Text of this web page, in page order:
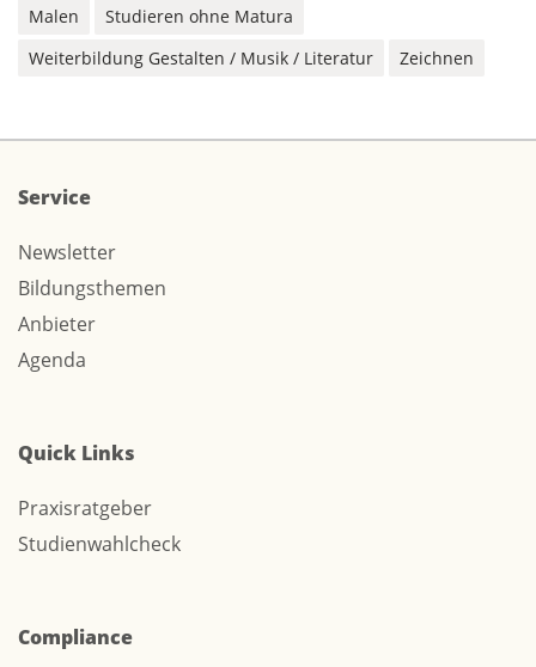
Malen
Studieren ohne Matura
Weiterbildung Gestalten / Musik / Literatur
Zeichnen
Service
Newsletter
Bildungsthemen
Anbieter
Agenda
Quick Links
Praxisratgeber
Studienwahlcheck
Compliance